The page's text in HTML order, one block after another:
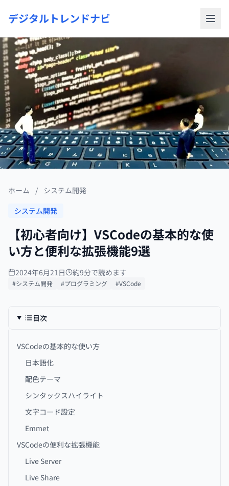
デジタルトレンドナビ
ホーム / システム開発
システム開発
【初心者向け】VSCodeの基本的な使
い方と便利な拡張機能9選
2024年6月21日 約9分で読めます
#システム開発 #プログラミング #VSCode
目次
VSCodeの基本的な使い方
日本語化
配色テーマ
シンタックスハイライト
文字コード設定
Emmet
VSCodeの便利な拡張機能
Live Server
Live Share